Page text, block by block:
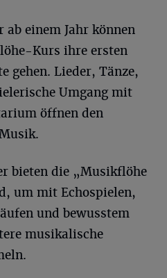
einem Jahr können
Kurs ihre ersten
gehen. Lieder, Tänze,
Umgang mit
öffnen den
bieten die „Musikflöhe
um mit Echospielen,
und bewusstem
musikalische